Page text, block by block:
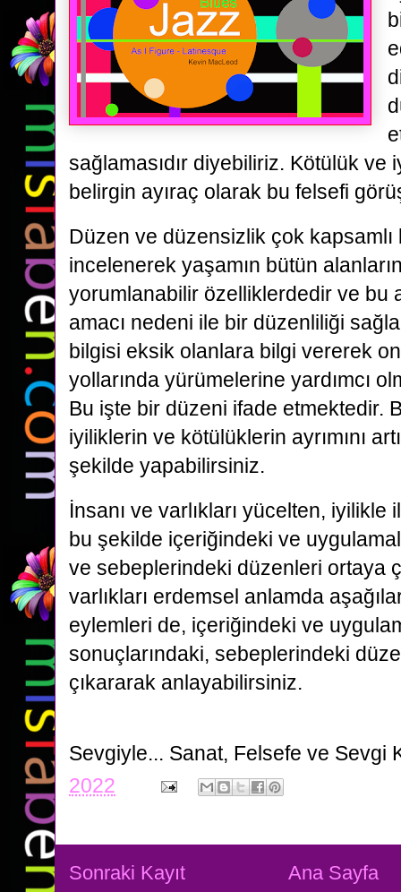
sağlamasıdır diyebiliriz. Kötülük ve
belirgin ayıraç olarak bu felsefi
Düzen ve düzensizlik çok kapsamlı
incelenerek yaşamın bütün
yorumlanabilir özelliklerdedir ve bu
amacı nedeni ile bir düzenliliği
bilgisi eksik olanlara bilgi vererek
yollarında yürümelerine yardımcı
Bu işte bir düzeni ifade etmektedir.
iyiliklerin ve kötülüklerin ayrımını
şekilde yapabilirsiniz.
İnsanı ve varlıkları yücelten, iyilikle
bu şekilde içeriğindeki ve
ve sebeplerindeki düzenleri ortaya
varlıkları erdemsel anlamda
eylemleri de, içeriğindeki ve
sonuçlarındaki, sebeplerindeki
çıkararak anlayabilirsiniz.
Sevgiyle... Sanat, Felsefe ve Sevgi
2022
Sonraki Kayıt Ana Sayfa